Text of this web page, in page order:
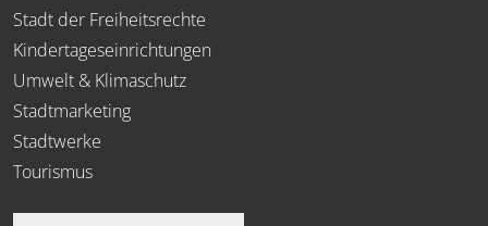
Stadt der Freiheitsrechte
Kindertageseinrichtungen
Umwelt & Klimaschutz
Stadtmarketing
Stadtwerke
Tourismus